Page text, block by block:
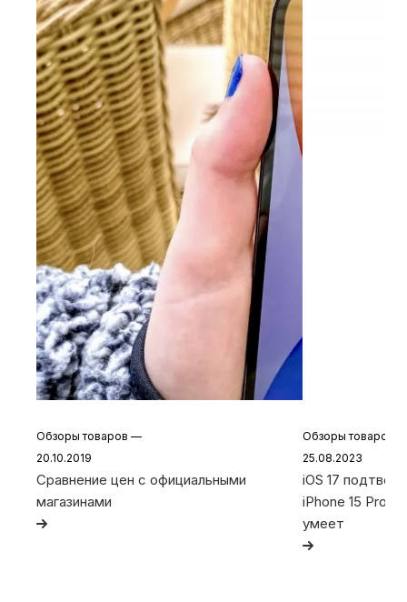
Обзоры товаров —
20.10.2019
Сравнение цен с официальными
магазинами
Обзоры товаров
25.08.2023
iOS 17
iPhone 15 Pro и
умеет